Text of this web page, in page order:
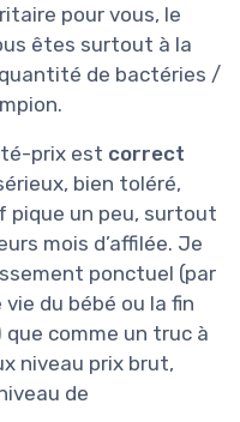
pour vous, le
êtes surtout à la
de bactéries /
prix est correct
bien toléré,
pique un peu, surtout
mois d’affilée. Je
ponctuel (par
du bébé ou la fin
comme un truc à
niveau prix brut,
de